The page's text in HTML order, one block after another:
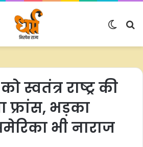
Switch
स्वतंत्र राष्ट्र की
फ्रांस, भड़का
भी नाराज